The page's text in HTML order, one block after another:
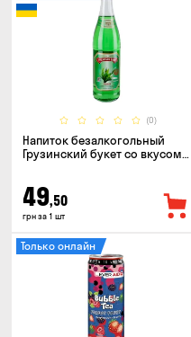
(0)
Напиток безалкогольный
Грузинский букет со вкусом
49,50
грн за 1 шт
Только онлайн